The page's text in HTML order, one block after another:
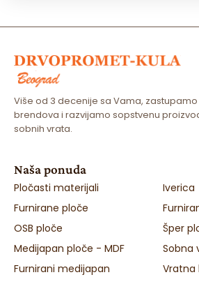
Više od 3 decenije sa Vama, zastupamo
brendova i razvijamo sopstvenu
sobnih vrata.
Naša ponuda
Pločasti materijali
Furnirane ploče
OSB ploče
Medijapan ploče - MDF
Furnirani medijapan
Iverica
Šper
Sobna
Vratna